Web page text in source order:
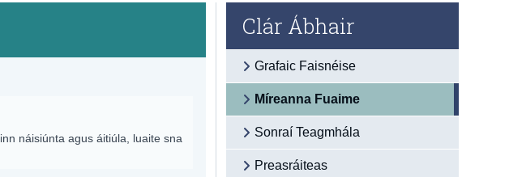
náisiúnta agus áitiúla, luaite sna
Clár Ábhair
Grafaic Faisnéise
Míreanna Fuaime
Sonraí Teagmhála
Preasráiteas